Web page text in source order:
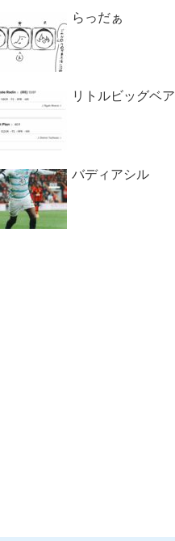
らっだぁ
リトルビッグベア
バディアシル